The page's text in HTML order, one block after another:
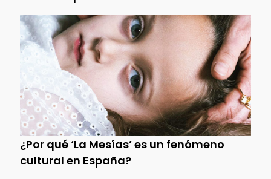
¿Por qué ‘La Mesías’ es un fenómeno
cultural en España?